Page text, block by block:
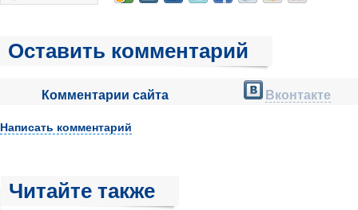
Оставить комментарий
Комментарии сайта Вконтакте
Написать комментарий
Читайте также